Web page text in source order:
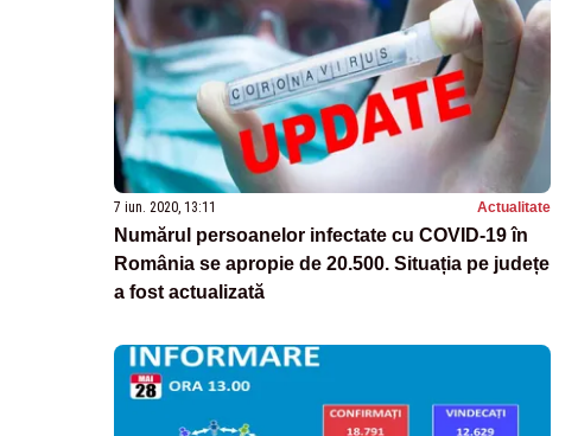
7 iun. 2020, 13:11 Actualitate
Numărul persoanelor infectate cu COVID-19 în
România se apropie de 20.500. Situația pe județe
a fost actualizată